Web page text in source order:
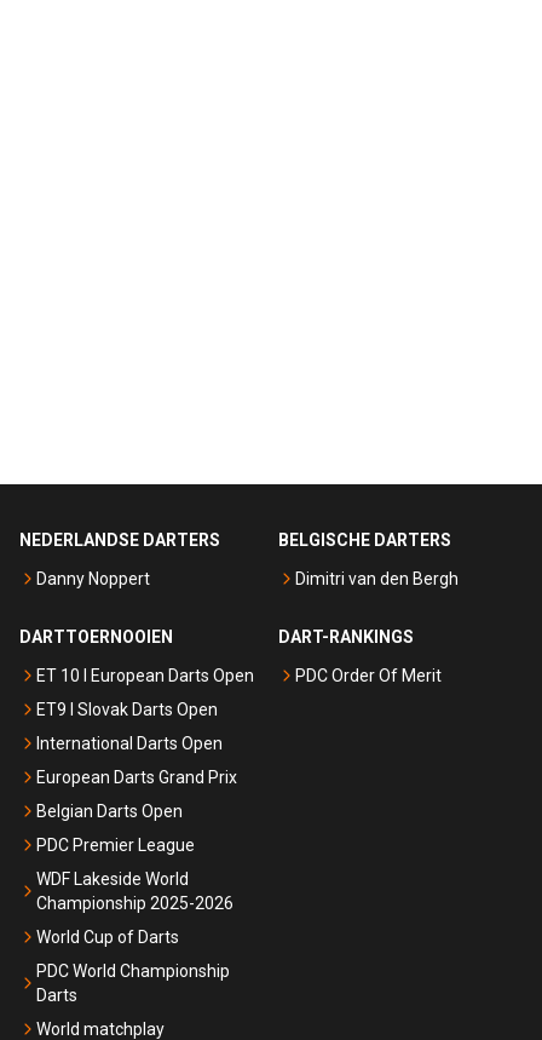
NEDERLANDSE DARTERS
Danny Noppert
BELGISCHE DARTERS
Dimitri van den Bergh
DARTTOERNOOIEN
ET 10 I European Darts Open
ET9 I Slovak Darts Open
International Darts Open
European Darts Grand Prix
Belgian Darts Open
PDC Premier League
WDF Lakeside World
Championship 2025-2026
World Cup of Darts
PDC World Championship
Darts
World matchplay
DART-RANKINGS
PDC Order Of Merit